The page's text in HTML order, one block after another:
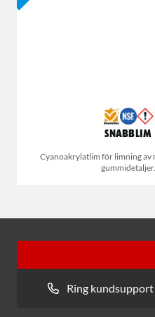
Snabblim
Cyanoakrylatlim för limning av
gummidetaljer.
Ring